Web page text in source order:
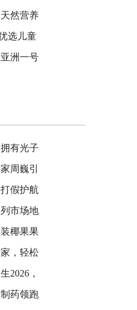
然营养
选儿童
洲一号
有光子
周巍引
假护航
市场地
椰果果
，轻松
2026，
药领跑